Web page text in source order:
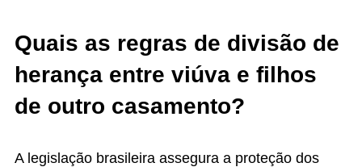
Quais as regras de divisão de
herança entre viúva e filhos
de outro casamento?
A legislação brasileira assegura a proteção dos